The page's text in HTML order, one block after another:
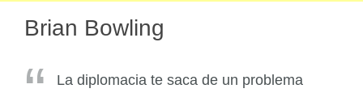
Brian Bowling
La diplomacia te saca de un problema